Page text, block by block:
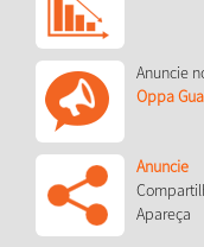
Anuncie
Oppa
Anuncie
Apareça